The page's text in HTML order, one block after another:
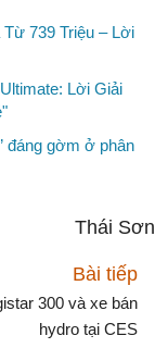
739 Triệu – Lời
Lời Giải
đáng gờm ở phân
Thái Sơn
Bài tiếp
300 và xe bán
hydro tại CES